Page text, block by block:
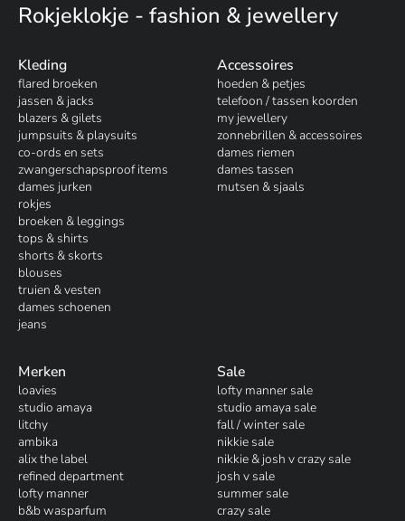
Rokjeklokje - fashion & jewellery
Kleding
flared broeken
jassen & jacks
blazers & gilets
jumpsuits & playsuits
co-ords en sets
zwangerschapsproof items
dames jurken
rokjes
broeken & leggings
tops & shirts
shorts & skorts
blouses
truien & vesten
dames schoenen
jeans
Accessoires
hoeden & petjes
telefoon / tassen koorden
my jewellery
zonnebrillen & accessoires
dames riemen
dames tassen
mutsen & sjaals
Merken
loavies
studio amaya
litchy
ambika
alix the label
refined department
lofty manner
b&b wasparfum
Sale
lofty manner sale
studio amaya sale
fall / winter sale
nikkie sale
nikkie & josh v crazy sale
josh v sale
summer sale
crazy sale